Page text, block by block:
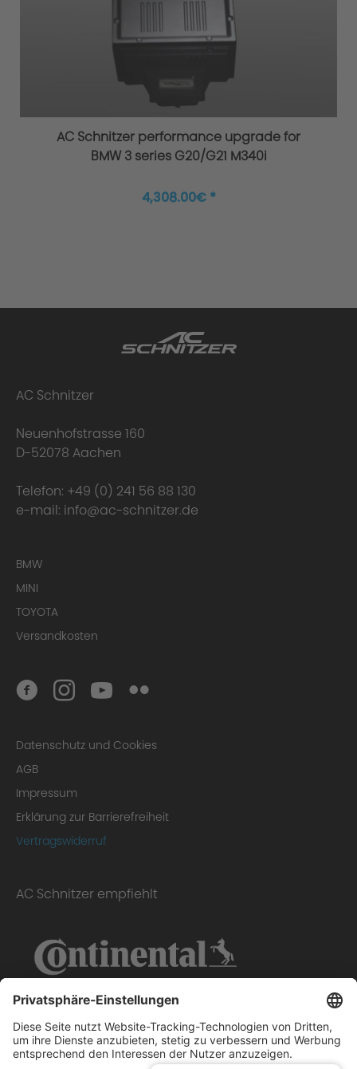
Original AC Schnitzer Spring kits
Conclusion
AC Schnitzer performance upgrade for
BMW 3 series G20/G21 M340i
4,308.00€ *
AC Schnitzer
Neuenhofstrasse 160
D-52078 Aachen
Telefon: +49 (0) 241 56 88 130
e-mail: info@ac-schnitzer.de
BMW
MINI
TOYOTA
Versandkosten
Datenschutz und Cookies
AGB
Impressum
Erklärung zur Barrierefreiheit
Vertragswiderruf
AC Schnitzer empfiehlt